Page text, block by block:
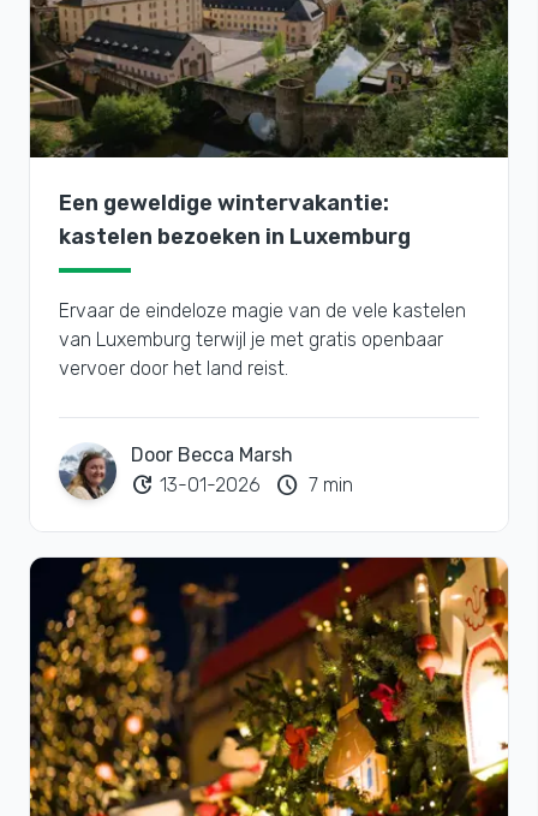
Een geweldige wintervakantie:
kastelen bezoeken in Luxemburg
Ervaar de eindeloze magie van de vele kastelen
van Luxemburg terwijl je met gratis openbaar
vervoer door het land reist.
Door Becca Marsh
update 13-01-2026 schedule 7 min